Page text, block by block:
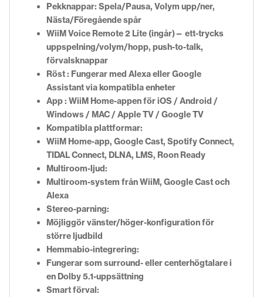
Pekknappar: Spela/Pausa, Volym upp/ner,
Nästa/Föregående spår
WiiM Voice Remote 2 Lite (ingår)— ett-trycks
uppspelning/volym/hopp, push-to-talk,
förvalsknappar
Röst : Fungerar med Alexa eller Google
Assistant via kompatibla enheter
App : WiiM Home-appen för iOS / Android /
Windows / MAC / Apple TV / Google TV
Kompatibla plattformar:
WiiM Home-app, Google Cast, Spotify Connect,
TIDAL Connect, DLNA, LMS, Roon Ready
Multiroom-ljud:
Multiroom-system från WiiM, Google Cast och
Alexa
Stereo-parning:
Möjliggör vänster/höger-konfiguration för
större ljudbild
Hemmabio-integrering:
Fungerar som surround- eller centerhögtalare i
en Dolby 5.1-uppsättning
Smart förval: